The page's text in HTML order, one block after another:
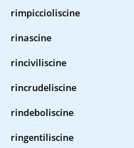
rimpiccioliscine
rinascine
rinciviliscine
rincrudeliscine
rindeboliscine
ringentiliscine